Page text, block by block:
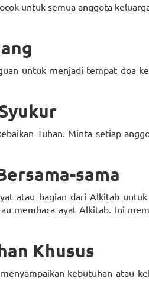
untuk semua anggota
untuk menjadi tempat doa
Tuhan. Minta setiap
sama
atau bagian dari Alkitab
membaca ayat Alkitab. Ini
Khusus
kebutuhan atau